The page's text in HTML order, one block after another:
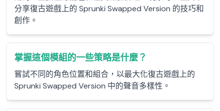
分享復古遊戲上的 Sprunki Swapped Version 的技巧和
創作。
掌握這個模組的一些策略是什麼？
嘗試不同的角色位置和組合，以最大化復古遊戲上的
Sprunki Swapped Version 中的聲音多樣性。